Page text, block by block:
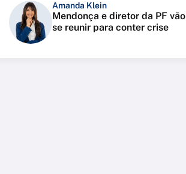
Amanda Klein
Mendonça e diretor da PF vão
se reunir para conter crise